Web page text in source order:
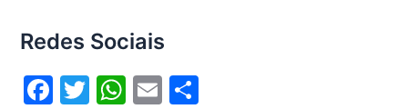
Redes Sociais
F
T
W E